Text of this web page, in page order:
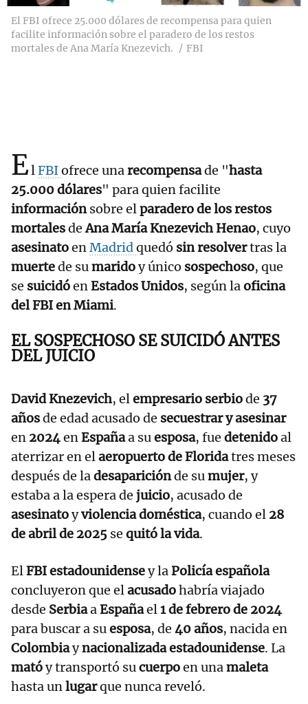
El FBI ofrece 25.000 dólares de recompensa para quien
facilite información sobre el paradero de los restos
mortales de Ana María Knezevich.
FBI
ElFBIofrece unarecompensade "hasta
25.000 dólares" para quien facilite
informaciónsobre elparadero de los restos
mortalesdeAna María Knezevich Henao, cuyo
asesinatoenMadridquedó sin resolvertras la
muertede sumaridoy único sospechoso, que
se suicidóenEstados Unidos, según laoficina
del FBI en Miami.
EL SOSPECHOSO SE SUICIDÓ ANTES
DEL JUICIO
David Knezevich, elempresario serbiode 37
añosde edad acusado de secuestrar y asesinar
en 2024enEspañaa suesposa, fue detenidoal
aterrizar en elaeropuerto de Floridatres meses
después de ladesapariciónde sumujer, y
estaba a la espera de juicio, acusado de
asesinatoyviolencia doméstica, cuando el 28
de abril de 2025 se quitó la vida.
ElFBI estadounidensey laPolicía española
concluyeron que elacusadohabría viajado
desde SerbiaaEspañael1 de febrero de 2024
para buscar a suesposa, de 40 años, nacida en
Colombiaynacionalizada estadounidense. La
matóy transportó sucuerpoen unamaleta
hasta unlugarque nunca reveló.